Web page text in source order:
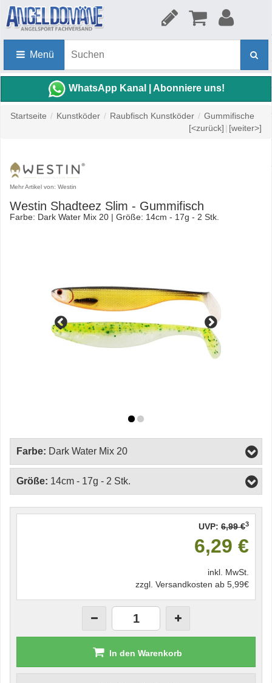
Menü
WhatsApp Kanal | Abonniere uns!
Startseite / Kunstköder / Raubfisch Kunstköder / Gummifische
[<zurück] | [weiter>]
Mehr Artikel von: Westin
Westin Shadteez Slim - Gummifisch
Farbe: Dark Water Mix 20 | Größe: 14cm - 17g - 2 Stk.
Farbe: Dark Water Mix 20
Größe: 14cm - 17g - 2 Stk.
UVP: 6,99 €3
6,29 €
inkl. MwSt.
zzgl. Versandkosten ab 5,99€
In den Warenkorb